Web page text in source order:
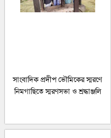
সাংবাদিক প্রদীপ ভৌমিকের স্মরণে
নিমগাছিতে স্মরণসভা ও শ্রদ্ধাঞ্জলি